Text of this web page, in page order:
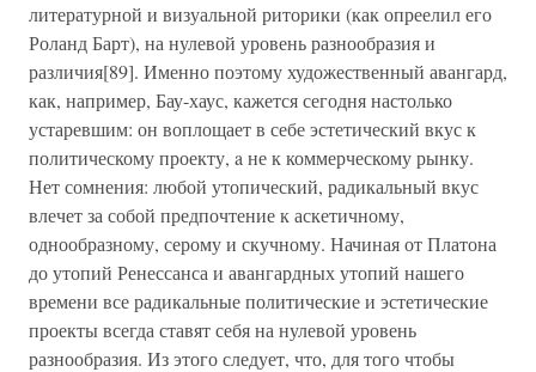
литературной и визуальной риторики (как опреелил его
Роланд Барт), на нулевой уровень разнообразия и
различия[89]. Именно поэтому художественный авангард,
как, например, Бау-хаус, кажется сегодня настолько
устаревшим: он воплощает в себе эстетический вкус к
политическому проекту, a не к коммерческому рынку.
Нет сомнения: любой утопический, радикальный вкус
влечет за собой предпочтение к аскетичному,
однообразному, серому и скучному. Начиная от Платона
до утопий Ренессанса и авангардных утопий нашего
времени все радикальные политические и эстетические
проекты всегда ставят себя на нулевой уровень
разнообразия. Из этого следует, что, для того чтобы